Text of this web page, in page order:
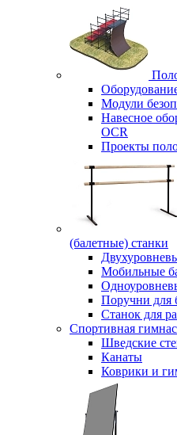
Модули
Навесное
OCR
Проекты
(балетные) станки
Мобильные
Поручни для
Станок для
Спортивная
Шведские
Канаты
Коврики и